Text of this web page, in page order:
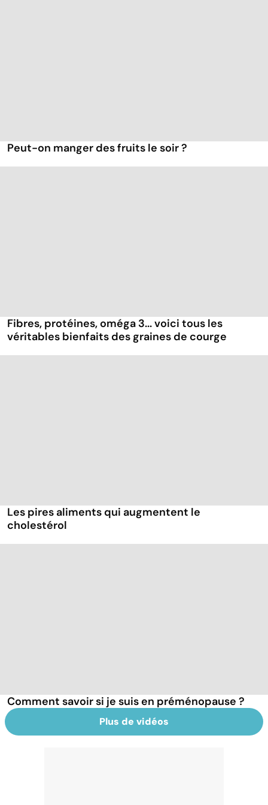
Peut-on manger des fruits le soir ?
Fibres, protéines, oméga 3... voici tous les
véritables bienfaits des graines de courge
Les pires aliments qui augmentent le
cholestérol
Comment savoir si je suis en préménopause ?
Plus de vidéos